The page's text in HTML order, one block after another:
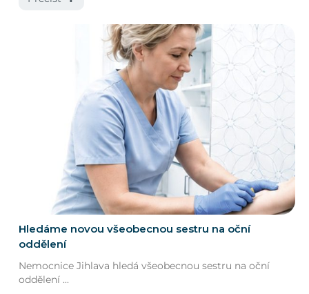
Hledáme novou všeobecnou sestru na oční
oddělení
Nemocnice Jihlava hledá všeobecnou sestru na oční
oddělení ...